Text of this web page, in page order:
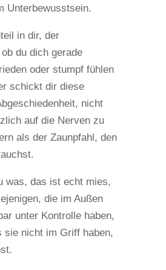
Unterbewusstsein.
in dir, der
du dich gerade
oder stumpf fühlen
schickt dir diese
nicht
auf die Nerven zu
als der Zaunpfahl, den
was, das ist echt mies,
die im Außen
unter Kontrolle haben,
sie nicht im Griff haben,